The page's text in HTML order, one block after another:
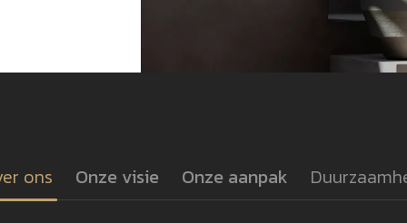
ons Onze visie Onze aanpak